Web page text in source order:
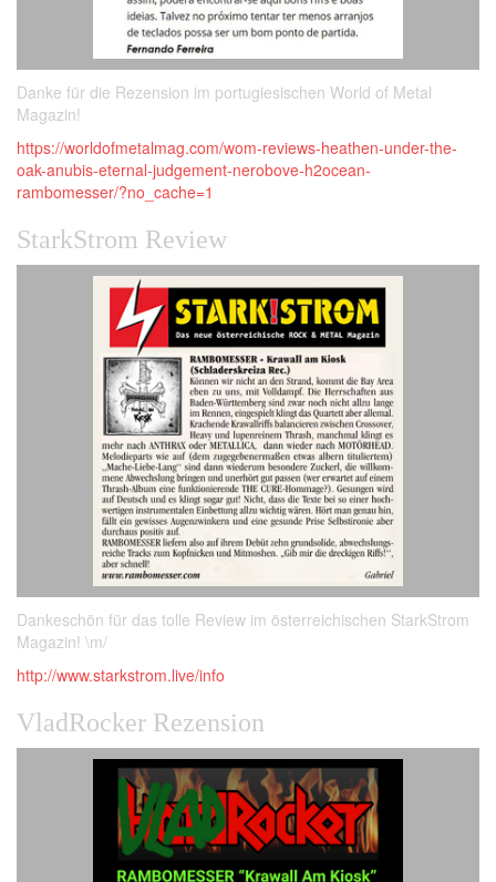
Danke für die Rezension im portugiesischen World of Metal
Magazin!
https://worldofmetalmag.com/wom-reviews-heathen-under-the-
oak-anubis-eternal-judgement-nerobove-h2ocean-
rambomesser/?no_cache=1
StarkStrom Review
Dankeschön für das tolle Review im österreichischen StarkStrom
Magazin! \m/
http://www.starkstrom.live/info
VladRocker Rezension